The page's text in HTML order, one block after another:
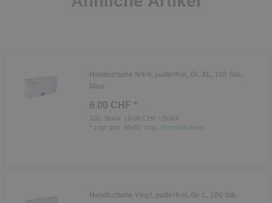
Handschuhe Nitril, puderfrei, Gr. XL, 100 Stk.,
blau
6.00 CHF *
100 Stück
| 0.06 CHF / Stück
zzgl. ges. MwSt. zzgl. Versandkosten
Handschuhe Vinyl, puderfrei, Gr. L, 100 Stk.